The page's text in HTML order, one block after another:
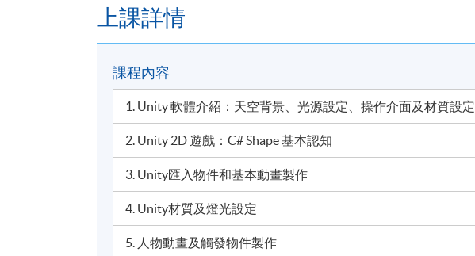
上課詳情
課程內容
1. Unity 軟體介紹：天空背景、光源設定、操作介面及材質設定
2. Unity 2D 遊戲：C# Shape 基本認知
3. Unity匯入物件和基本動畫製作
4. Unity材質及燈光設定
5. 人物動畫及觸發物件製作